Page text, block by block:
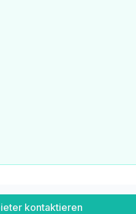
kontaktieren